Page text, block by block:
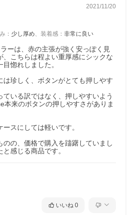
トPC関連
正規輸入品です。
ション品は付属しません。
かお確かめの上、ご購入ください。
ス MONARCH
2021/11/20
： 少し厚め、 装着感 ： 非常に良い
ーは、赤の主張が強く安っぽく見
、こちらは程よい重厚感にシックな
惚れしました。
は珍しく、ボタンがとても押しやす
ている訳ではなく、押しやすいよう
本来のボタンの押しやすさがありま
スにしては軽いです。
のの、価格で購入を躊躇していまし
感じる商品です。
いいね 0